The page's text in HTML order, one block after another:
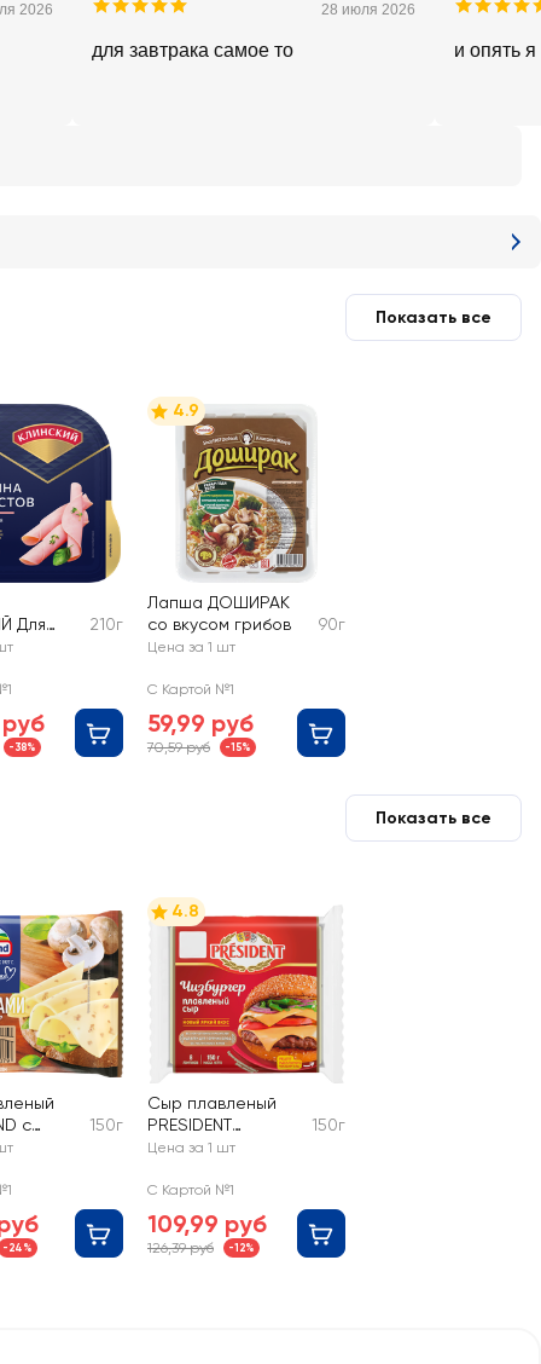
2026 28 июля 2026
для завтрака самое то и опять
Показать все
Для
210г
-38%
4.9
Лапша ДОШИРАК
со вкусом грибов
90г
Цена за 1 шт
С Картой №1
59,99 руб
70,59 руб -15%
Показать все
с
150г
-24%
4.8
Сыр плавленый
PRESIDENT
Чизбургер 40%, без
150г
Цена за 1 шт
С Картой №1
109,99 руб
126,39 руб -12%